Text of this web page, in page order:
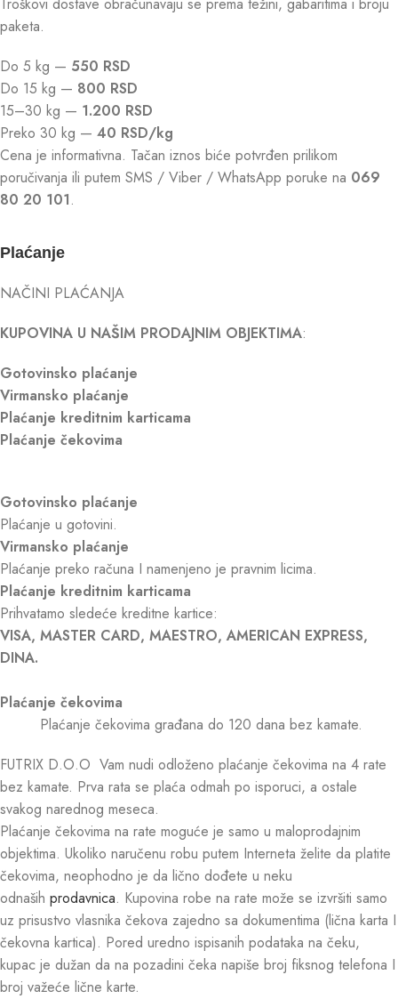
Troškovi dostave obračunavaju se prema težini, gabaritima i broju
paketa.
Do 5 kg — 550 RSD
Do 15 kg — 800 RSD
15–30 kg — 1.200 RSD
Preko 30 kg — 40 RSD/kg
Cena je informativna. Tačan iznos biće potvrđen prilikom
poručivanja ili putem SMS / Viber / WhatsApp poruke na 069
80 20 101.
Plaćanje
NAČINI PLAĆANJA
KUPOVINA U NAŠIM PRODAJNIM OBJEKTIMA:
Gotovinsko plaćanje
Virmansko plaćanje
Plaćanje kreditnim karticama
Plaćanje čekovima
Gotovinsko plaćanje
Plaćanje u gotovini.
Virmansko plaćanje
Plaćanje preko računa I namenjeno je pravnim licima.
Plaćanje kreditnim karticama
Prihvatamo sledeće kreditne kartice:
VISA, MASTER CARD, MAESTRO, AMERICAN EXPRESS,
DINA.
Plaćanje čekovima
Plaćanje čekovima građana do 120 dana bez kamate.
FUTRIX D.O.O Vam nudi odloženo plaćanje čekovima na 4 rate
bez kamate. Prva rata se plaća odmah po isporuci, a ostale
svakog narednog meseca.
Plaćanje čekovima na rate moguće je samo u maloprodajnim
objektima. Ukoliko naručenu robu putem Interneta želite da platite
čekovima, neophodno je da lično dođete u neku
odnaših prodavnica. Kupovina robe na rate može se izvršiti samo
uz prisustvo vlasnika čekova zajedno sa dokumentima (lična karta I
čekovna kartica). Pored uredno ispisanih podataka na čeku,
kupac je dužan da na pozadini čeka napiše broj fiksnog telefona I
broj važeće lične karte.